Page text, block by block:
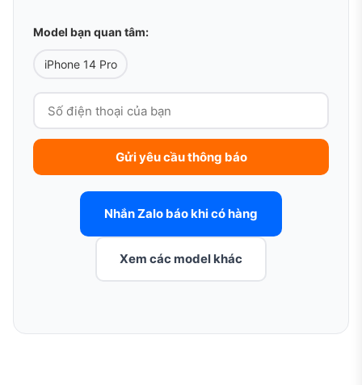
Model bạn quan tâm:
iPhone 14 Pro
Gửi yêu cầu thông báo
Nhắn Zalo báo khi có hàng
Xem các model khác